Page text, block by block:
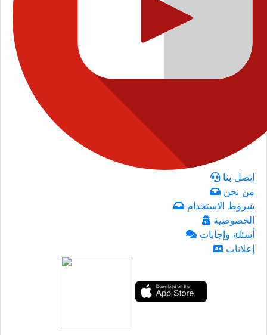
إتصل بنا
من نحن
شروط الاستخدام
الخصوصية
أسئلة وإجابات
إعلانات